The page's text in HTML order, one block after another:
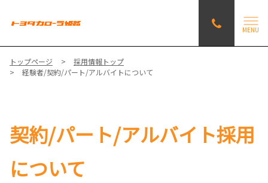
MENU
トップページ
採用情報トップ
経験者/契約/パート/アルバイトについて
契約/パート/アルバイト採用
について